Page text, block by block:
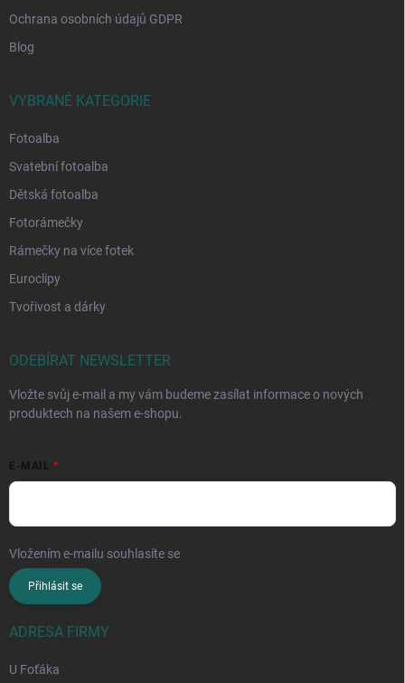
Ochrana osobních údajů GDPR
Blog
VYBRANÉ KATEGORIE
Fotoalba
Svatební fotoalba
Dětská fotoalba
Fotorámečky
Rámečky na více fotek
Euroclipy
Tvořivost a dárky
ODEBÍRAT NEWSLETTER
Vložte svůj e-mail a my vám budeme zasílat informace o nových
produktech na našem e-shopu.
E-MAIL
Vložením e-mailu souhlasíte se
Přihlásit se
ADRESA FIRMY
U Foťáka